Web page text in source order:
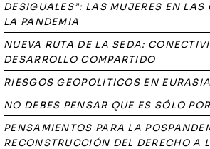
DESIGUALES”: LAS MUJERES EN LAS
LA PANDEMIA
NUEVA RUTA DE LA SEDA:
DESARROLLO COMPARTIDO
RIESGOS GEOPOLITICOS EN EURASIA
NO DEBES PENSAR QUE ES SÓLO
PENSAMIENTOS PARA LA
RECONSTRUCCIÓN DEL DERECHO A